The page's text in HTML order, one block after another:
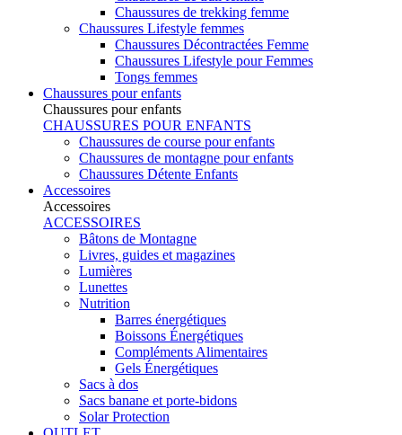
Chaussures de trekking femme
Chaussures Lifestyle femmes
Chaussures Décontractées Femme
Chaussures Lifestyle pour Femmes
Tongs femmes
Chaussures pour enfants
Chaussures pour enfants
CHAUSSURES POUR ENFANTS
Chaussures de course pour enfants
Chaussures de montagne pour enfants
Chaussures Détente Enfants
Accessoires
Accessoires
ACCESSOIRES
Bâtons de Montagne
Livres, guides et magazines
Lumières
Lunettes
Nutrition
Barres énergétiques
Boissons Énergétiques
Compléments Alimentaires
Gels Énergétiques
Sacs à dos
Sacs banane et porte-bidons
Solar Protection